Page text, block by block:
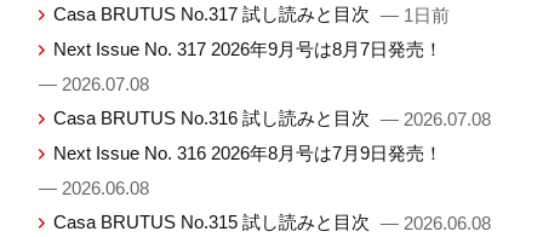
Casa BRUTUS No.317 試し読みと目次 — 1日前
Next Issue No. 317 2026年9月号は8月7日発売！
— 2026.07.08
Casa BRUTUS No.316 試し読みと目次 — 2026.07.08
Next Issue No. 316 2026年8月号は7月9日発売！
— 2026.06.08
Casa BRUTUS No.315 試し読みと目次 — 2026.06.08